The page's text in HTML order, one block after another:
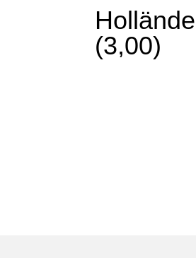
(3,00)